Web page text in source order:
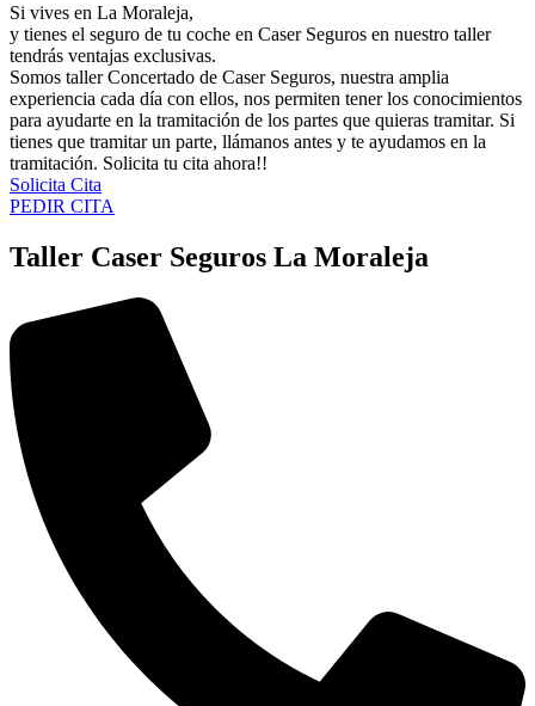
Si vives en La Moraleja,
y tienes el seguro de tu coche en Caser Seguros en nuestro taller
tendrás ventajas exclusivas.
Somos taller Concertado de Caser Seguros, nuestra amplia
experiencia cada día con ellos, nos permiten tener los conocimientos
para ayudarte en la tramitación de los partes que quieras tramitar. Si
tienes que tramitar un parte, llámanos antes y te ayudamos en la
tramitación. Solicita tu cita ahora!!
Solicita Cita
PEDIR CITA
Taller Caser Seguros La Moraleja